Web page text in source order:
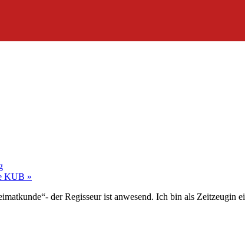
KUB »
der Regisseur ist anwesend. Ich bin als Zeitzeugin